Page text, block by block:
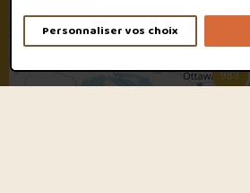
Personnaliser vos choix
983